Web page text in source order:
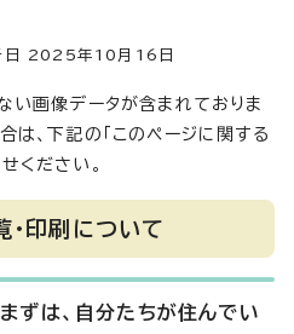
2025年10月16日
い画像データが含まれておりま
は、下記の「このページに関する
ください。
印刷について
ずは、自分たちが住んでい